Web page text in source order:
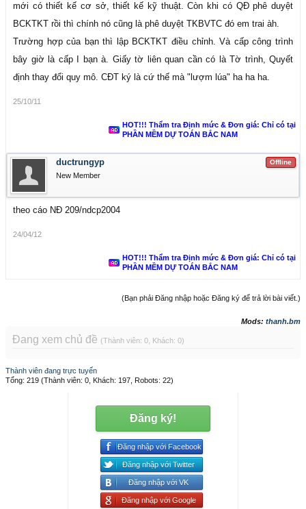
mới có thiết kế cơ sở, thiết kế kỹ thuật. Còn khi có QĐ phê duyệt
BCKTKT rồi thì chính nó cũng là phê duyệt TKBVTC đó em trai àh.
Trường hợp của bạn thì lập BCKTKT điều chỉnh. Và cấp công trình
bây giờ là cấp I bạn à. Giấy tờ liên quan cần có là Tờ trình, Quyết
định thay đổi quy mô. CĐT ký là cứ thế mà "lượm lúa" ha ha ha.
25/10/11
HOT!!! Thẩm tra Định mức & Đơn giá: Chỉ có tại
PHẦN MỀM DỰ TOÁN BẮC NAM
Offline
ductrungyp
New Member
theo cáo NĐ 209/ndcp2004
24/04/12
HOT!!! Thẩm tra Định mức & Đơn giá: Chỉ có tại
PHẦN MỀM DỰ TOÁN BẮC NAM
(Bạn phải Đăng nhập hoặc Đăng ký để trả lời bài viết.)
Mods: thanh.bm
Đang xem chủ đề (Thành viên: 0, Khách: 0)
Thành viên đang trực tuyến
Tổng: 219 (Thành viên: 0, Khách: 197, Robots: 22)
Đăng ký!
Đăng nhập với Facebook
Đăng nhập với Twitter
Đăng nhập với VK
Đăng nhập với Google